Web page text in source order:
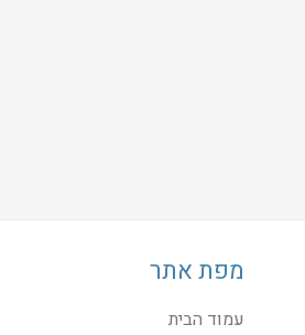
מפת אתר
עמוד הבית